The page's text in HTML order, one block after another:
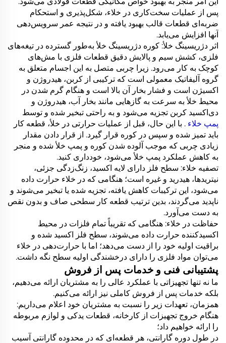
پس از عملیات سخت‌کاری در خلاء، شکل‌پذیری و استحکام
ضربه‌ای قطعات قالب بهبود یافته و در نتیجه عمر سرویس‌دهی
آنها افزایش می‌یابد.
اثر دژریسینگ خلأ: کوره دژریسینگ خلأ به‌طور گسترده در تیغه‌های
فلزی، کشش سیم و پالایش دقیق قطعات فلزی با مش‌های
کوچک به کار می‌رود. زیرا چربی متصل به این اجسام متعلق به
گروه آلیفاتیک معمولی است که ترکیبی از کربن، هیدروژن و
اکسیژن است و فشار بخار آن بالا است و هنگام گرم شدن در
محیط خلأ به سرعت به گازهایی مانند بخار آب، هیدروژن و
دی‌اکسید کربن تجزیه می‌شود و به راحتی تبخیر شده و توسط
پمپ خلاء . با این حال، قبل از عملیات حرارتی در خلأ، قطعه کار
باید تمیز شده و سپس در کوره قرار گیرد. از قرار دادن مقدار
زیادی چربی که موجب آلوده شدن کوره و پمپ خلأ شده و منجر
به کاهش عملکرد پمپ خلأ می‌شود، خودداری کنید.
تصفیه خلاء: سطح فلز دارای لایه اکسید، زنگ‌زدگی جزئی،
نیتریدها، هیدرید و غیره است؛ هنگامی که در خلاء حرارت داده
می‌شود، این ترکیبات کاهش یافته، تجزیه شده یا تبخیر می‌شوند و
ناپدید می‌گردند، بدین ترتیب قطعه کار سطحی صاف و بدون نقص
به دست می‌آورد.
حفاظت در خلاء: هنگامی که تقریباً تمام فلزات در محیط
اکسیدکننده حرارت داده می‌شوند، سطح فلز اکسید شده و
براقیت اولیه خود را از دست می‌دهد؛ اما با حرارت‌دهی در خلاء
می‌توان مواد فلزی را دارای درخشندگی اولیه سطح نگه داشت.
پشتیبانی فنی و خدمات پس از فروش
ما نه تنها تجهیزاتی با عملکرد عالی را به مشتریان ارائه می‌دهیم،
بلکه خدمات پس از فروش کاملی نیز ارائه می‌کنیم.
همزمان، تعهدات زیر را نسبت به مشتریان خود اعلام می‌داریم:
هنگام خروج تجهیزات از کارخانه، قطعات یدکی و لوازم مربوطه
را ارائه خواهیم داد؛
در طول دوره گارانتی، هر قطعه‌ای که در محدوده گارانتی آسیب